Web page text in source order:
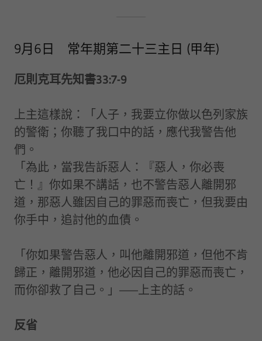
9月6日 常年期第二十三主日 (甲年)
厄則克耳先知書33:7-9
上主這樣說：「人子，我要立你做以色列家族
的警衛；你聽了我口中的話，應代我警告他
們。
「為此，當我告訴惡人：『惡人，你必喪
亡！』你如果不講話，也不警告惡人離開邪
道，那惡人雖因自己的罪惡而喪亡，但我要由
你手中，追討他的血債。
「你如果警告惡人，叫他離開邪道，但他不肯
歸正，離開邪道，他必因自己的罪惡而喪亡，
而你卻救了自己。」——上主的話。
反省